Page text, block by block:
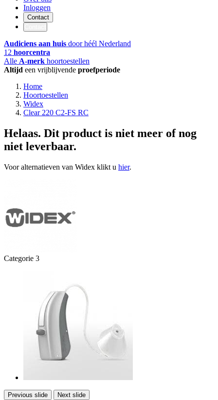
Inloggen
Contact
Audiciens aan huis door héél Nederland
12 hoorcentra
Alle A-merk hoortoestellen
Altijd een vrijblijvende proefperiode
Home
Hoortoestellen
Widex
Clear 220 C2-FS RC
Helaas. Dit product is niet meer of nog
niet leverbaar.
Voor alternatieven van Widex klikt u hier.
Categorie 3
Previous slide Next slide